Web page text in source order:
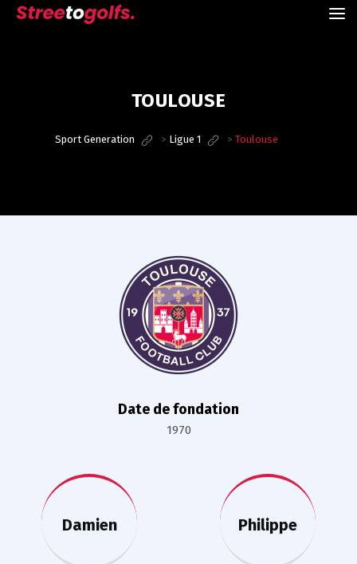
TOULOUSE
Sport Generation > Ligue 1 > Toulouse
Date de fondation
1970
Damien Philippe